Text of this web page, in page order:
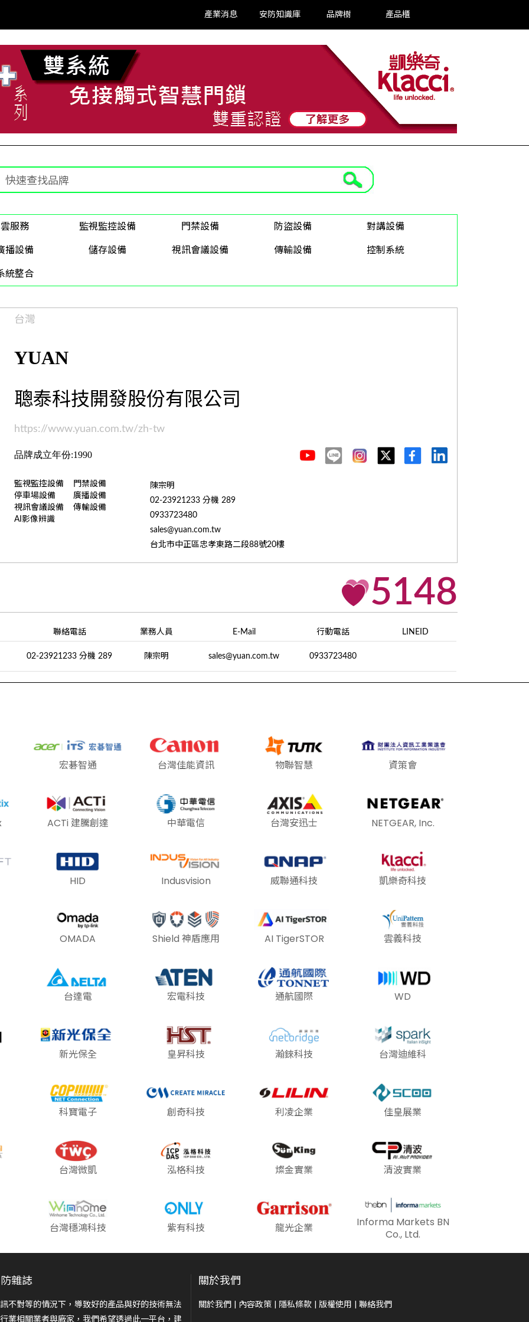
產業消息 安防知識庫 品牌樹 產品櫃
雲服務 監視監控設備 門禁設備 防盜設備
對講設備
播設備
儲存設備 視訊會議設備 傳輸設備
控制系統
統整合
台灣
YUAN
聰泰科技開發股份有限公司
https://www.yuan.com.tw/zh-tw
品牌成立年份:1990
監視監控設備
門禁設備
停車場設備
廣播設備
視訊會議設備
傳輸設備
AI影像辨識
陳宗明
02-23921233 分機 289
0933723480
sales@yuan.com.tw
台北市中正區忠孝東路二段88號20樓
5148
聯絡電話 業務人員 E-Mail 行動電話 LINEID
02-23921233 分機 289 陳宗明 sales@yuan.com.tw 0933723480
宏碁智通 台灣佳能資訊 物聯智慧 資策會
ACTi 建騰創達 中華電信 台灣安迅士 NETGEAR, Inc.
HID Indusvision 威聯通科技 凱樂奇科技
OMADA Shield 神盾應用 AI TigerSTOR 雲義科技
台達電 宏電科技 通航國際 WD
新光保全 皇昇科技 瀚錸科技 台灣迪維科
科寶電子 創奇科技 利凌企業 佳皇展業
台灣微凱 泓格科技 燦金實業 清波實業
台灣穩鴻科技 紫有科技 龍光企業
Informa Markets BN
Co., Ltd.
雜誌
不對等的情況下，導致好的產品與好的技術無法
業相關業者與廠家，我們希望透過此一平台，建
關於我們
關於我們 | 內容政策 | 隱私條款 | 版權使用 | 聯絡我們